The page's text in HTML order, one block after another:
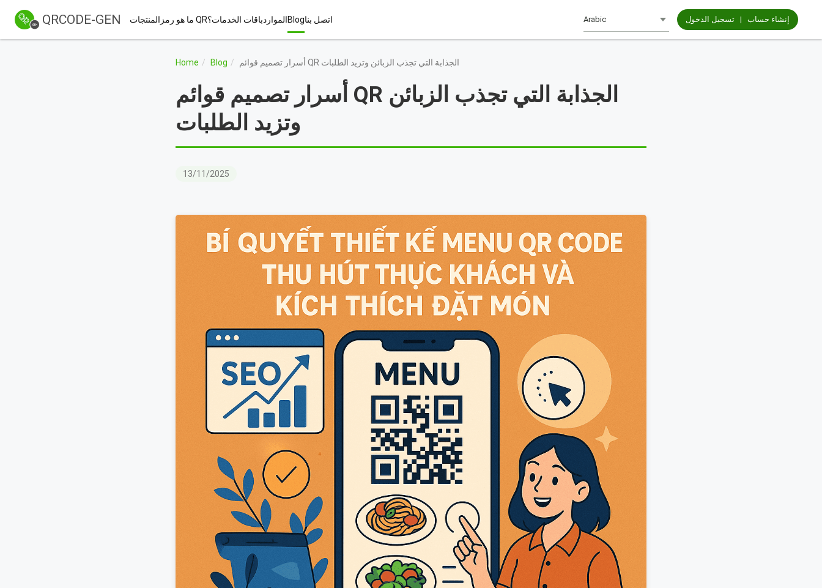
QRCODE-GEN المنتجات ما هو رمز QR؟باقات الخدماتالمواردBlogاتصل بنا إنشاء حساب | تسجيل الدخول
Home Blog أسرار تصميم قوائم QR الجذابة التي تجذب الزبائن وتزيد الطلبات
أسرار تصميم قوائم QR الجذابة التي تجذب الزبائن
وتزيد الطلبات
13/11/2025